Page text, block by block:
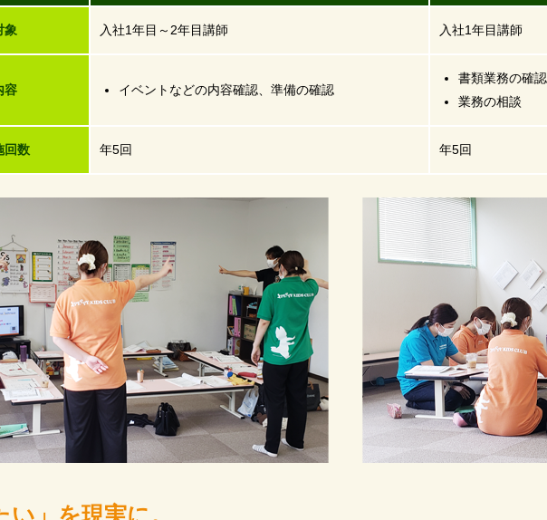
象 入社1年目～2年目講師 入社1年目講師
容 イベントなどの内容確認、準備の確認
書類業務の確認
業務の相談
回数 年5回 年5回